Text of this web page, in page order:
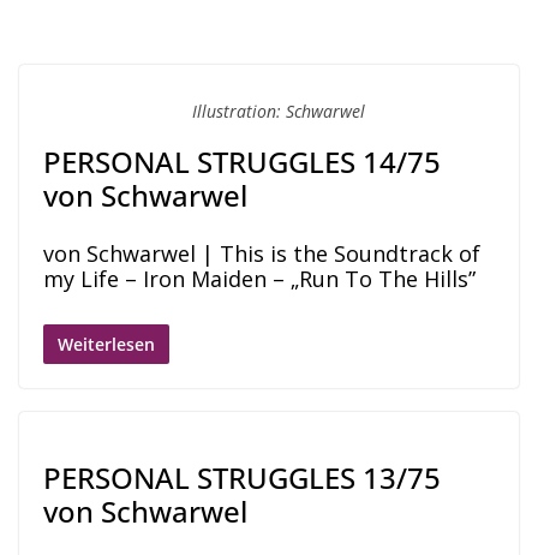
Illustration: Schwarwel
PERSONAL STRUGGLES 14/75
von Schwarwel
von Schwarwel | This is the Soundtrack of
my Life – Iron Maiden – „Run To The Hills”
Weiterlesen
PERSONAL STRUGGLES 13/75
von Schwarwel